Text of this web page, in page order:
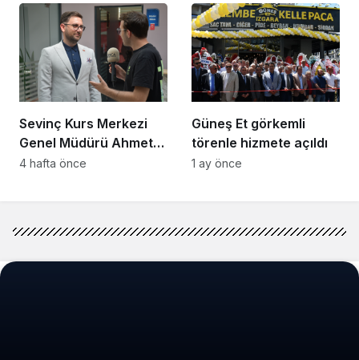
Sevinç Kurs Merkezi
Genel Müdürü Ahmet
Zeyrekmişoğlu
4 hafta önce
Güneş Et görkemli
törenle hizmete açıldı
1 ay önce